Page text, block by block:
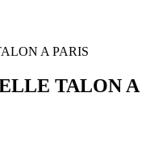
A PARIS
TALON A